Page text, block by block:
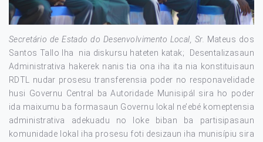
Secretário de Estado do Desenvolvimento Local, Sr.
Mateus dos
Santos Tallo Iha nia diskursu hateten katak; Desentalizasaun
Administrativa hakerek nanis tia ona iha ita nia konstituisaun
RDTL nudar prosesu transferensia poder no responavelidade
husi Governu Central ba Autoridade Munisipál sira ho poder
ida maixumu ba formasaun Governu lokal ne’ebé komeptensia
administrativa adekuadu no loke biban ba partisipasaun
komunidade lokal iha prosesu foti desizaun iha munisípiu sira